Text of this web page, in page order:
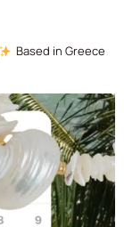
Based in Greece